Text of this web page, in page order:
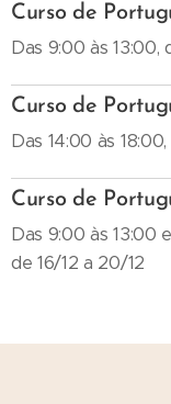
Curso de
Das 9:00 às 13:00,
Curso de
Das 14:00 às
Curso de
Das 9:00 às 13:00
de 16/12 a 20/12